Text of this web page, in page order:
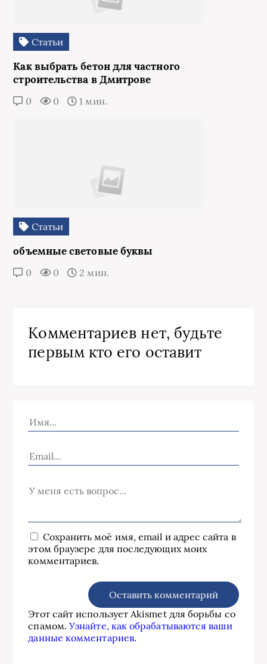
Статьи
Как выбрать бетон для частного
строительства в Дмитрове
0 0 1 мин.
Статьи
объемные световые буквы
0 0 2 мин.
Комментариев нет, будьте
первым кто его оставит
Сохранить моё имя, email и адрес сайта в
этом браузере для последующих моих
комментариев.
Этот сайт использует Akismet для борьбы со
спамом.Узнайте, как обрабатываются ваши
данные комментариев.